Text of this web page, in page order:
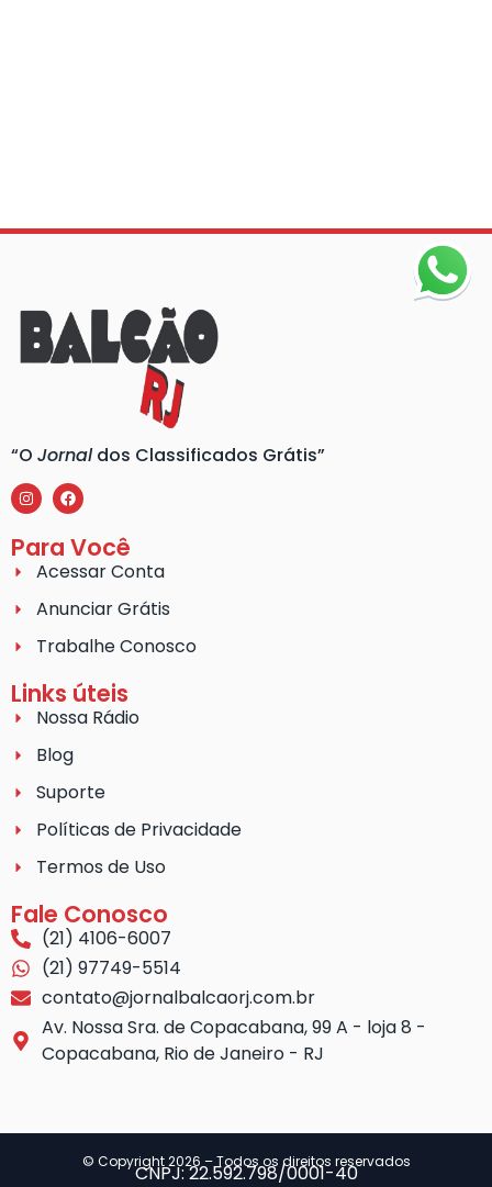
“O Jornaldos Classificados Grátis”
Para Você
Acessar Conta
Anunciar Grátis
Trabalhe Conosco
Links úteis
Nossa Rádio
Blog
Suporte
Políticas de Privacidade
Termos de Uso
Fale Conosco
(21) 4106-6007
(21) 97749-5514
contato@jornalbalcaorj.com.br
Av. Nossa Sra. de Copacabana, 99 A - loja 8 -
Copacabana, Rio de Janeiro - RJ
© Copyright 2026 – Todos os direitos reservados
CNPJ: 22.592.798/0001-40